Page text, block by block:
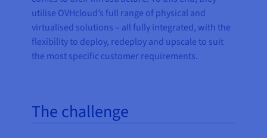
utilise OVHcloud’s full range of physical and
virtualised solutions – all fully integrated, with the
flexibility to deploy, redeploy and upscale to suit
the most specific customer requirements.
The challenge